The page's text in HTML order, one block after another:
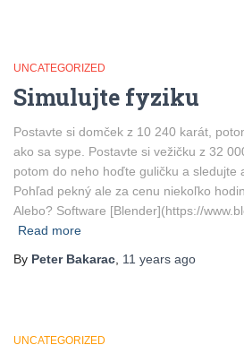
UNCATEGORIZED
Simulujte fyziku
Postavte si domček z 10 240 karát,
ako sa sype. Postavte si vežičku z 32
potom do neho hoďte guličku a sledujte
Pohľad pekný ale za cenu niekoľko
Alebo? Software [Blender](https://
Read more
By Peter Bakarac 11 years ago
UNCATEGORIZED